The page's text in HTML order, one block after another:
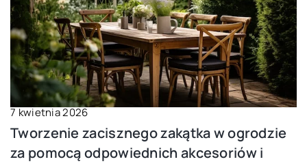
7 kwietnia 2026
Tworzenie zacisznego zakątka w ogrodzie
za pomocą odpowiednich akcesoriów i